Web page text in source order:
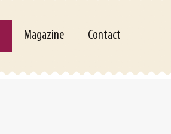
Magazine Contact
Magazine